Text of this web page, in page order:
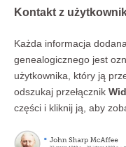
Kontakt z
Każda informacja
genealogicznego jest
użytkownika, który ją
odszukaj przełącznik
części i kliknij ją, aby